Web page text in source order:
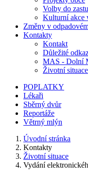
Volby do
Kulturní akce
Změny v
Kontakty
Kontakt
Důležité
MAS - Dolní
Životní situace
POPLATKY
Lékaři
Sběrný dvůr
Reportáže
Větrný mlýn
Úvodní stránka
Kontakty
Životní situace
Vydání